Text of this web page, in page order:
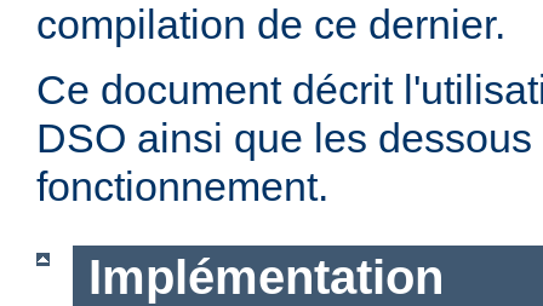
compilation de ce dernier.
Ce document décrit
DSO ainsi que les
fonctionnement.
Implémentation